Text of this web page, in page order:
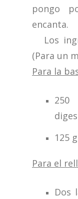
pongo
encanta.
Los
(Para un
Para la
125
Para el
Dos